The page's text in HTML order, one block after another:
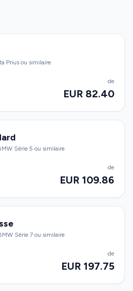
Prius ou similaire
de
EUR 82.40
Série 5 ou similaire
de
EUR 109.86
Série 7 ou similaire
de
EUR 197.75